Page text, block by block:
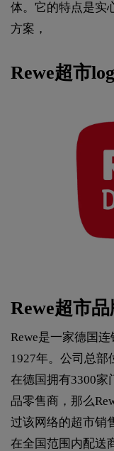
体。它的特点是实
方案，
Rewe超市
Rewe超市品
Rewe是一家德国
1927年。公司总部
在德国拥有3300家
品零售商，那么
过该网络的超市销
在全国范围内配送